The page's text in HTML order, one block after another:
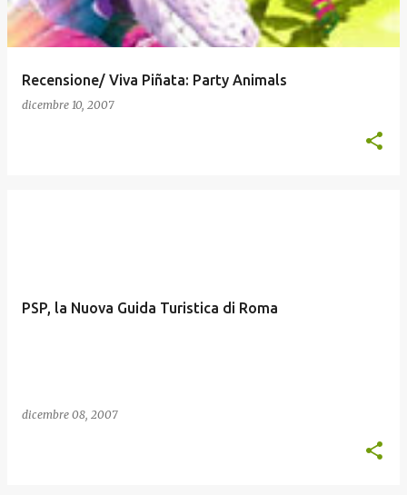
Recensione/ Viva Piñata: Party Animals
dicembre 10, 2007
PSP, la Nuova Guida Turistica di Roma
dicembre 08, 2007